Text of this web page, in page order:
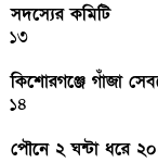
সদস্যের কমিটি
১৩
কিশোরগঞ্জে গাঁজা
১৪
পৌনে ২ ঘন্টা ধরে